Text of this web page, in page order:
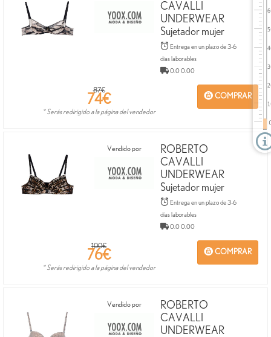
CAVALLI
UNDERWEAR
Sujetador mujer
Entrega en un plazo de 3-6
días laborables
0.0 0.00
COMPRAR
87€
74€
* Serás redirigido a la página del vendedor
Vendido por
ROBERTO
CAVALLI
UNDERWEAR
Sujetador mujer
Entrega en un plazo de 3-6
días laborables
0.0 0.00
COMPRAR
100€
76€
* Serás redirigido a la página del vendedor
Vendido por
ROBERTO
CAVALLI
UNDERWEAR